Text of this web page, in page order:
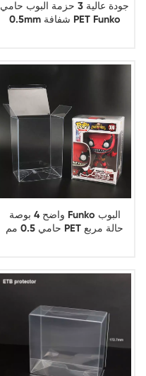
جودة عالية 3 حزمة البوب حامي
0.5mm شفافة PET Funko
واضح 4 بوصة Funko البوب
حامي 0.5 مم PET حالة مربع